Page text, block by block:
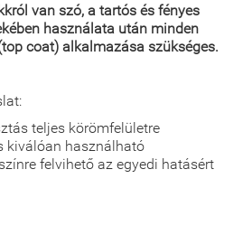
van szó, a tartós és fényes
használata után minden
coat) alkalmazása szükséges.
teljes körömfelületre
kiválóan használható
felvihető az egyedi hatásért